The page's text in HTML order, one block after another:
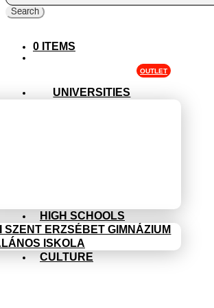
Search
0 ITEMS
OUTLET
UNIVERSITIES
HIGH SCHOOLS
ERZSÉBET GIMNÁZIUM
ISKOLA
CULTURE